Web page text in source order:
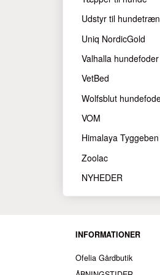
Udstyr til
Uniq NordicGold
Valhalla hundefoder
VetBed
Wolfsblut
VOM
Himalaya Tyggeben
Zoolac
NYHEDER
INFORMATIONER
Ofelia Gårdbutik